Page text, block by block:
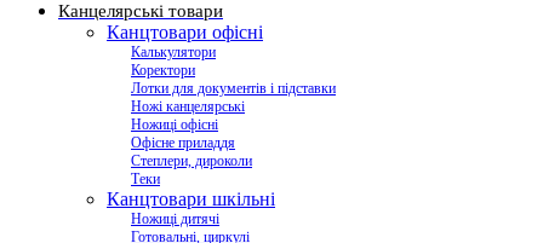
Канцелярські товари
Канцтовари офісні
Калькулятори
Коректори
Лотки для документів і підставки
Ножі канцелярські
Ножиці офісні
Офісне приладдя
Степлери, дироколи
Теки
Канцтовари шкільні
Ножиці дитячі
Готовальні, циркулі